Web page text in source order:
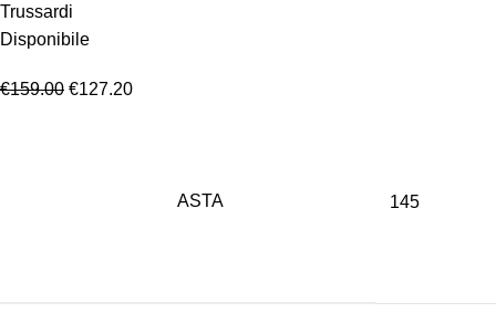
Trussardi
Disponibile
€159.00 €127.20
ASTA 145